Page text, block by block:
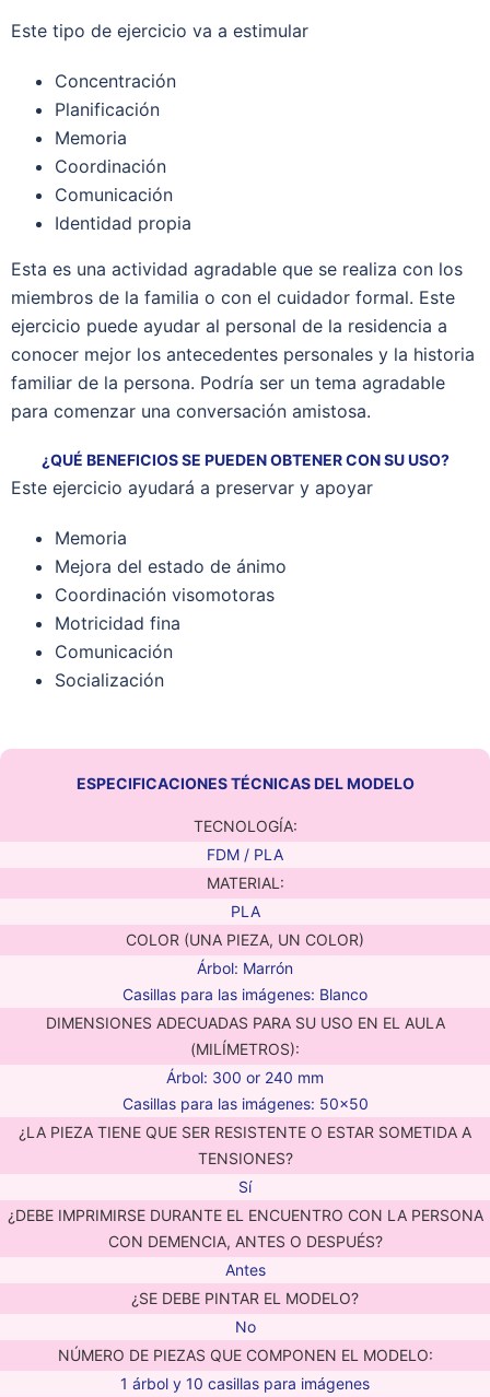
Este tipo de ejercicio va a estimular
Concentración
Planificación
Memoria
Coordinación
Comunicación
Identidad propia
Esta es una actividad agradable que se realiza con los
miembros de la familia o con el cuidador formal. Este
ejercicio puede ayudar al personal de la residencia a
conocer mejor los antecedentes personales y la historia
familiar de la persona. Podría ser un tema agradable
para comenzar una conversación amistosa.
¿QUÉ BENEFICIOS SE PUEDEN OBTENER CON SU USO?
Este ejercicio ayudará a preservar y apoyar
Memoria
Mejora del estado de ánimo
Coordinación visomotoras
Motricidad fina
Comunicación
Socialización
ESPECIFICACIONES TÉCNICAS DEL MODELO
TECNOLOGÍA:
FDM / PLA
MATERIAL:
PLA
COLOR (UNA PIEZA, UN COLOR)
Árbol: Marrón
Casillas para las imágenes: Blanco
DIMENSIONES ADECUADAS PARA SU USO EN EL AULA
(MILÍMETROS):
Árbol: 300 or 240 mm
Casillas para las imágenes: 50×50
¿LA PIEZA TIENE QUE SER RESISTENTE O ESTAR SOMETIDA A
TENSIONES?
Sí
¿DEBE IMPRIMIRSE DURANTE EL ENCUENTRO CON LA PERSONA
CON DEMENCIA, ANTES O DESPUÉS?
Antes
¿SE DEBE PINTAR EL MODELO?
No
NÚMERO DE PIEZAS QUE COMPONEN EL MODELO:
1 árbol y 10 casillas para imágenes